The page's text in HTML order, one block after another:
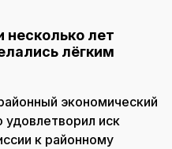
несколько лет
лёгким
экономический
удовлетворил иск
к районному